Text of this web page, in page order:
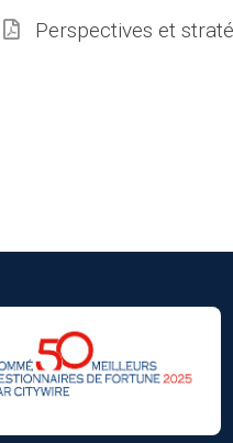
Perspectives et